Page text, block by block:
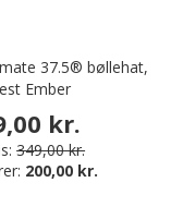
37.5® bøllehat,
Ember
kr.
349,00 kr.
200,00 kr.